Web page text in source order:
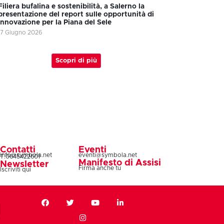
Filiera bufalina e sostenibilità, a Salerno la
del report sulle opportunità di
per la Piana del Sele
Giugno 2026
Scopri di più
Contatti
info@symbola.net
T.0645422601
Newsletter
Iscriviti qui
Eventi
eventi@symbola.net
Manifesto di Assisi
Firma anche tu